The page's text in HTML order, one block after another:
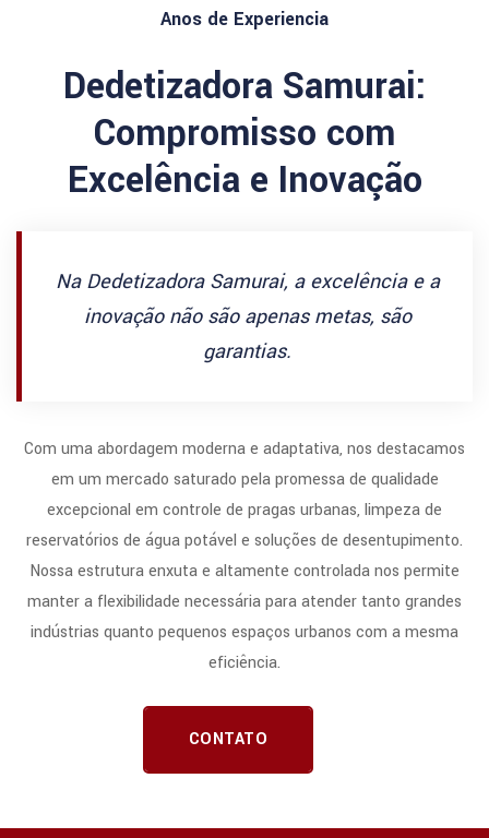
Anos de Experiencia
Dedetizadora Samurai:
Compromisso com
Excelência e Inovação
Na Dedetizadora Samurai, a excelência e a
inovação não são apenas metas, são
garantias.
Com uma abordagem moderna e adaptativa, nos destacamos
em um mercado saturado pela promessa de qualidade
excepcional em controle de pragas urbanas, limpeza de
reservatórios de água potável e soluções de desentupimento.
Nossa estrutura enxuta e altamente controlada nos permite
manter a flexibilidade necessária para atender tanto grandes
indústrias quanto pequenos espaços urbanos com a mesma
eficiência.
CONTATO